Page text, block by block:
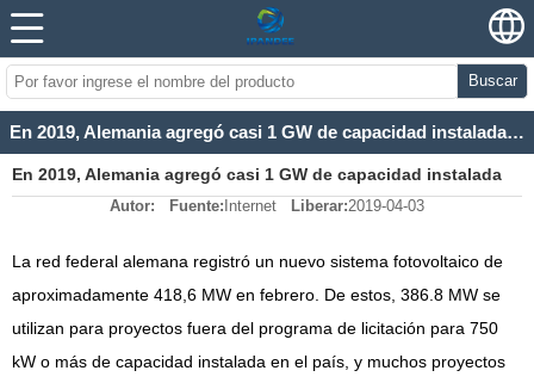
Buscar
En 2019, Alemania agregó casi 1 GW de capacidad instalada en los primeros dos meses.
En 2019, Alemania agregó casi 1 GW de capacidad instalada
en los primeros dos meses.
Autor: Fuente: Internet Liberar:2019-04-03
La red federal alemana registró un nuevo sistema fotovoltaico de
aproximadamente 418,6 MW en febrero. De estos, 386.8 MW se
utilizan para proyectos fuera del programa de licitación para 750
kW o más de capacidad instalada en el país, y muchos proyectos